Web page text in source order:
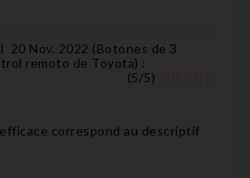
20 Nov. 2022 (Botones de 3
remoto de Toyota) :
(5/5)
correspond au descriptif